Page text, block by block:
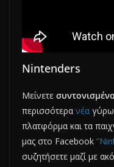
Nintenders
Μείνετε
περισσότερα νέα γύρω
πλατφόρμα και τα
μας στο Facebook
συζητήσετε μαζί με